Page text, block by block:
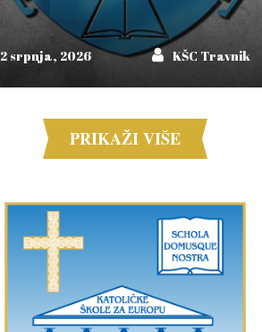
2 srpnja, 2026 KŠC Travnik
PRIKAŽI VIŠE